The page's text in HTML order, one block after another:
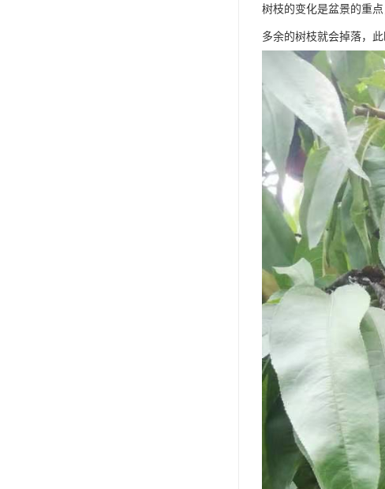
树枝的变化是盆景的重
多余的树枝就会掉落，